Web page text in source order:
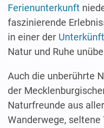
Ferienunterkunft
faszinierende
in einer der
Natur und Ruhe
Auch die unberührte
der
Naturfreunde aus
Wanderwege,